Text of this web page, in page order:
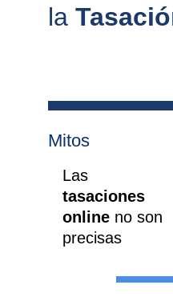
la
Mitos
Las
tasaciones
online no son
precisas